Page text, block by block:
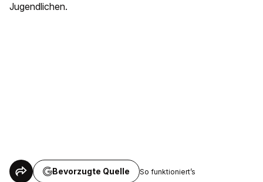
Jugendlichen.
Bevorzugte Quelle So funktioniert’s